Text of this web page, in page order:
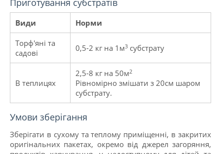
Приготування субстратів
Види Норми
Торф'яні та
садові
0,5-2 кг на 1м3 субстрату
В теплицях
2,5-8 кг на 50м2
Рівномірно змішати з 20см шаром
субстрату.
Умови зберігання
Зберігати в сухому та теплому приміщенні, в закритих
оригінальних пакетах, окремо від джерел загоряння,